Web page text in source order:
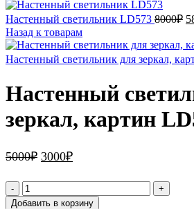
Настенный светильник LD573 8000₽
Назад к товарам
Настенный светильник для зеркал,
Настенный
зеркал, картин
5000₽ Первоначальная
составляла
5000₽.
3000₽Текущая
3000₽.
Количество
товара
Добавить в корзину